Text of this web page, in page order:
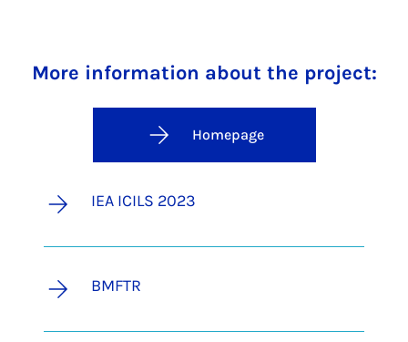
More information about the project:
Homepage
IEA ICILS 2023
BMFTR